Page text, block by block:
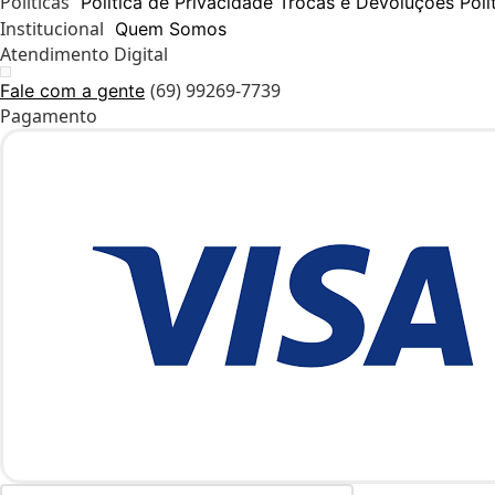
Institucional Quem Somos
Atendimento Digital
Fale com a gente (69) 99269-7739
Pagamento